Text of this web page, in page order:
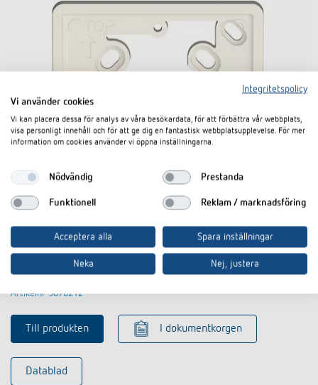
Adapterplatta RAMSES 714
Artikelnr 9070212
Till produkten I dokumentkorgen
Datablad
Integritetspolicy
Vi använder cookies
Vi kan placera dessa för analys av våra besökardata, för att förbättra vår webbplats,
visa personligt innehåll och för att ge dig en fantastisk webbplatsupplevelse. För mer
information om cookies använder vi öppna inställningarna.
Nödvändig Prestanda
Funktionell Reklam / marknadsföring
Acceptera alla Spara inställningar
Neka Nej, justera